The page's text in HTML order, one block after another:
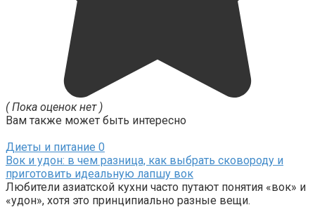
( Пока оценок нет )
Вам также может быть интересно
Диеты и питание 0
Вок и удон: в чем разница, как выбрать сковороду и
приготовить идеальную лапшу вок
Любители азиатской кухни часто путают понятия «вок» и
«удон», хотя это принципиально разные вещи.